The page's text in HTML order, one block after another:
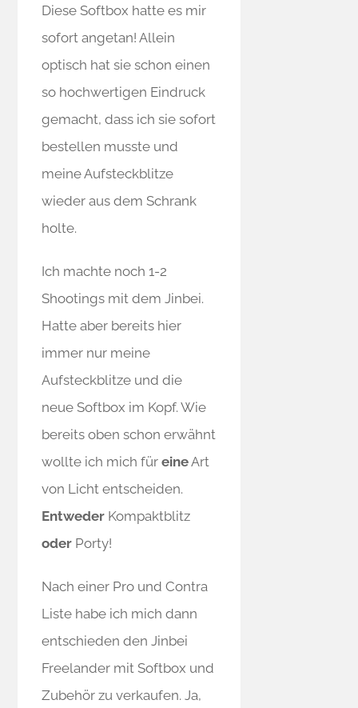
Diese Softbox hatte es mir
sofort angetan! Allein
optisch hat sie schon einen
so hochwertigen Eindruck
gemacht, dass ich sie sofort
bestellen musste und
meine Aufsteckblitze
wieder aus dem Schrank
holte.
Ich machte noch 1-2
Shootings mit dem Jinbei.
Hatte aber bereits hier
immer nur meine
Aufsteckblitze und die
neue Softbox im Kopf. Wie
bereits oben schon erwähnt
wollte ich mich füreineArt
von Licht entscheiden.
Entweder Kompaktblitz
oder Porty!
Nach einer Pro und Contra
Liste habe ich mich dann
entschieden den Jinbei
Freelander mit Softbox und
Zubehör zu verkaufen. Ja,